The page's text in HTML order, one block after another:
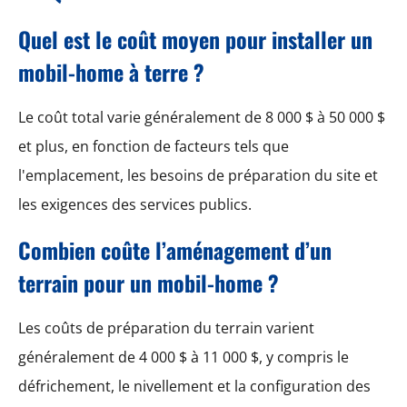
Quel est le coût moyen pour installer un
mobil-home à terre ?
Le coût total varie généralement de 8 000 $ à 50 000 $
et plus, en fonction de facteurs tels que
l'emplacement, les besoins de préparation du site et
les exigences des services publics.
Combien coûte l’aménagement d’un
terrain pour un mobil-home ?
Les coûts de préparation du terrain varient
généralement de 4 000 $ à 11 000 $, y compris le
défrichement, le nivellement et la configuration des